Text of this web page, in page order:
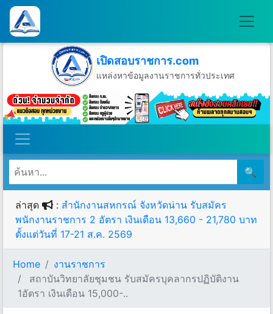
เปิดสอบราชการ.com
แหล่งหาข้อมูลงานราชการทั่วประเทศ
วันเสาร์ที่ 8 เดือนสิงหาคม พ.ศ.2569
🔍
ล่าสุด : สำนักงานสหกรณ์ จังหวัดน่าน รับสมัคร
พนักงานราชการ 2 อัตรา เงินเดือน 13,660 - 21,780 บาท
ตั้งแต่วันที่ 17-21 ส.ค. 2569
Home
งานราชการ
สถาบันวิทยาลัยชุมชน รับสมัครบุคลากรปฏิบัติงาน
1อัตรา เงินเดือน 15,000-..